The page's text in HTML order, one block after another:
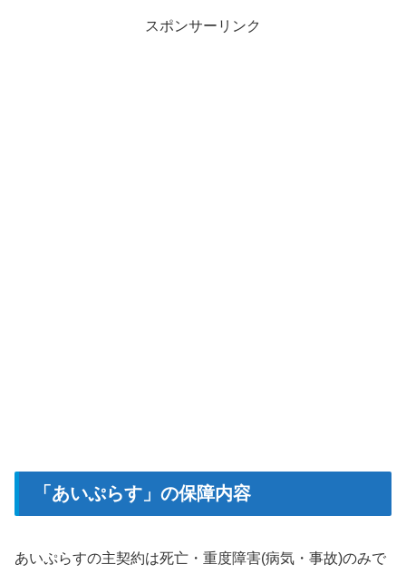
スポンサーリンク
「あいぷらす」の保障内容
あいぷらすの主契約は死亡・重度障害(病気・事故)のみで